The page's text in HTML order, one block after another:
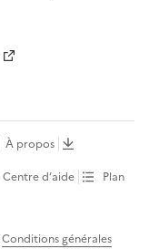
À propos
Centre d’aide
Plan
Conditions générales